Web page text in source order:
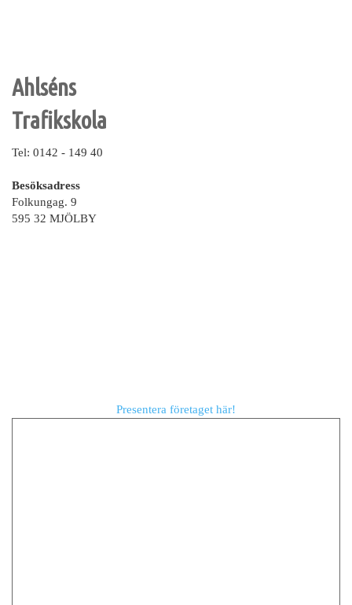
Ahlséns
Trafikskola
Tel: 0142 - 149 40
Besöksadress
Folkungag. 9
595 32 MJÖLBY
Presentera företaget här!